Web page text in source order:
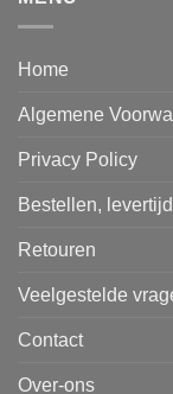
Home
Algemene
Privacy Policy
Bestellen,
Retouren
Veelgestelde
Contact
Over-ons